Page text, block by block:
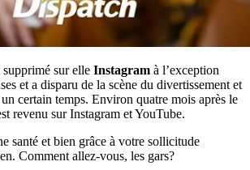
sur elle Instagram à l’exception
et a disparu de la scène du divertissement et
certain temps. Environ quatre mois après le
revenu sur Instagram et YouTube.
santé et bien grâce à votre sollicitude
Comment allez-vous, les gars?